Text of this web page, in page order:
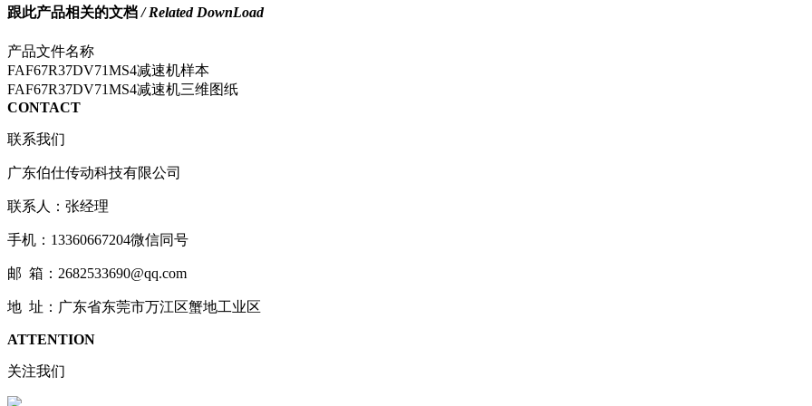
跟此产品相关的文档/ Related DownLoad
产品文件名称
FAF67R37DV71MS4减速机样本
FAF67R37DV71MS4减速机三维图纸
CONTACT
联系我们
广东伯仕传动科技有限公司
联系人：张经理
手机：13360667204微信同号
邮 箱：2682533690@qq.com
地 址：广东省东莞市万江区蟹地工业区
ATTENTION
关注我们